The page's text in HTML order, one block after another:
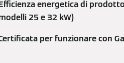
energetica di
25 e 32 kW)
per funzionare con